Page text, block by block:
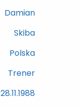
Damian
Skiba
Polska
Trener
28.11.1988